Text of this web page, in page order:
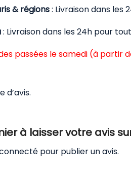
& régions: Livraison dans les
: Livraison dans les 24h pour
passées le samedi (à
d’avis.
à laisser votre avis
pour publier un avis.